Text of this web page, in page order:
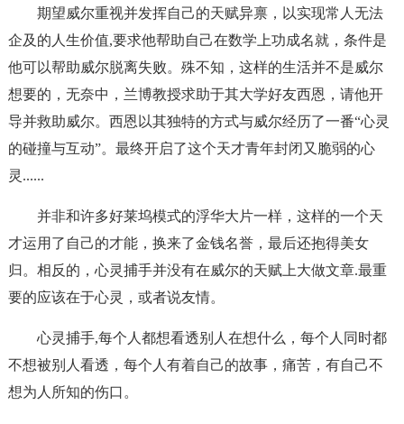
期望威尔重视并发挥自己的天赋异禀，以实现常人无法
企及的人生价值,要求他帮助自己在数学上功成名就，条件是
他可以帮助威尔脱离失败。殊不知，这样的生活并不是威尔
想要的，无奈中，兰博教授求助于其大学好友西恩，请他开
导并救助威尔。西恩以其独特的方式与威尔经历了一番“心灵
的碰撞与互动”。最终开启了这个天才青年封闭又脆弱的心
灵......
并非和许多好莱坞模式的浮华大片一样，这样的一个天
才运用了自己的才能，换来了金钱名誉，最后还抱得美女
归。相反的，心灵捕手并没有在威尔的天赋上大做文章.最重
要的应该在于心灵，或者说友情。
心灵捕手,每个人都想看透别人在想什么，每个人同时都
不想被别人看透，每个人有着自己的故事，痛苦，有自己不
想为人所知的伤口。